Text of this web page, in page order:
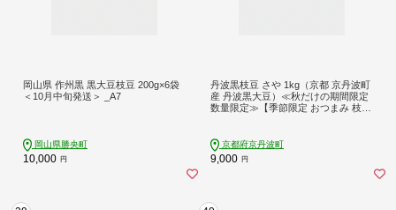
岡山県 作州黒 黒大豆枝豆 200g×6袋
＜10月中旬発送＞ _A7
岡山県勝央町
10,000 円
丹波黒枝豆 さや 1kg（京都 京丹波町
産 丹波黒大豆）≪秋だけの期間限定
数量限定≫【季節限定 おつまみ 枝豆
可 [008KK001L]
京都府京丹波町
9,000 円